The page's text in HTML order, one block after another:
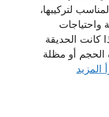
لتركيبها،
واحتياجات
كانت الحديقة
الحجم أو مظلة
المزيد